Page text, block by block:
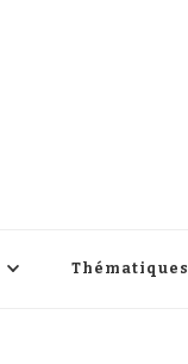
Thématiques